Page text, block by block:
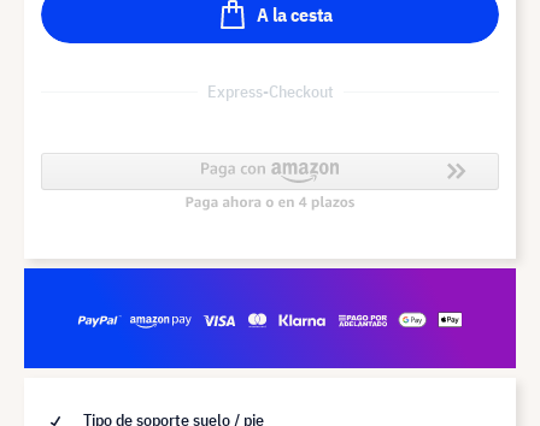
A la cesta
Express-Checkout
Tipo de soporte suelo / pie